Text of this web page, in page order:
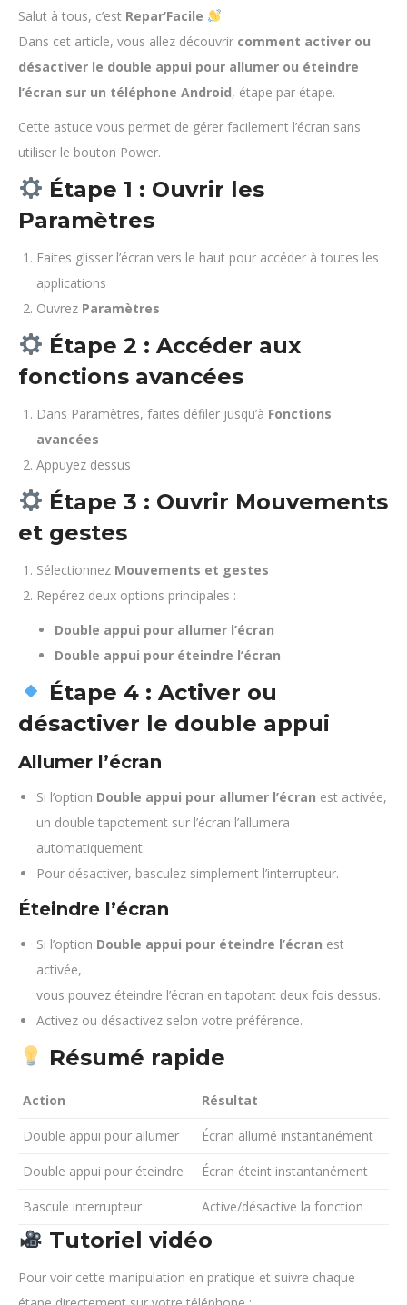
Salut à tous, c’est Repar’Facile
Dans cet article, vous allez découvrir comment activer ou
désactiver le double appui pour allumer ou éteindre
l’écran sur un téléphone Android, étape par étape.
Cette astuce vous permet de gérer facilement l’écran sans
utiliser le bouton Power.
Étape 1 : Ouvrir les
Paramètres
Faites glisser l’écran vers le haut pour accéder à toutes les
applications
Ouvrez Paramètres
Étape 2 : Accéder aux
fonctions avancées
Dans Paramètres, faites défiler jusqu’à Fonctions
avancées
Appuyez dessus
Étape 3 : Ouvrir Mouvements
et gestes
Sélectionnez Mouvements et gestes
Repérez deux options principales :
Double appui pour allumer l’écran
Double appui pour éteindre l’écran
Étape 4 : Activer ou
désactiver le double appui
Allumer l’écran
Si l’option Double appui pour allumer l’écran est activée,
un double tapotement sur l’écran l’allumera
automatiquement.
Pour désactiver, basculez simplement l’interrupteur.
Éteindre l’écran
Si l’option Double appui pour éteindre l’écran est
activée,
vous pouvez éteindre l’écran en tapotant deux fois dessus.
Activez ou désactivez selon votre préférence.
Résumé rapide
Action Résultat
Double appui pour allumer Écran allumé instantanément
Double appui pour éteindre Écran éteint instantanément
Bascule interrupteur Active/désactive la fonction
Tutoriel vidéo
Pour voir cette manipulation en pratique et suivre chaque